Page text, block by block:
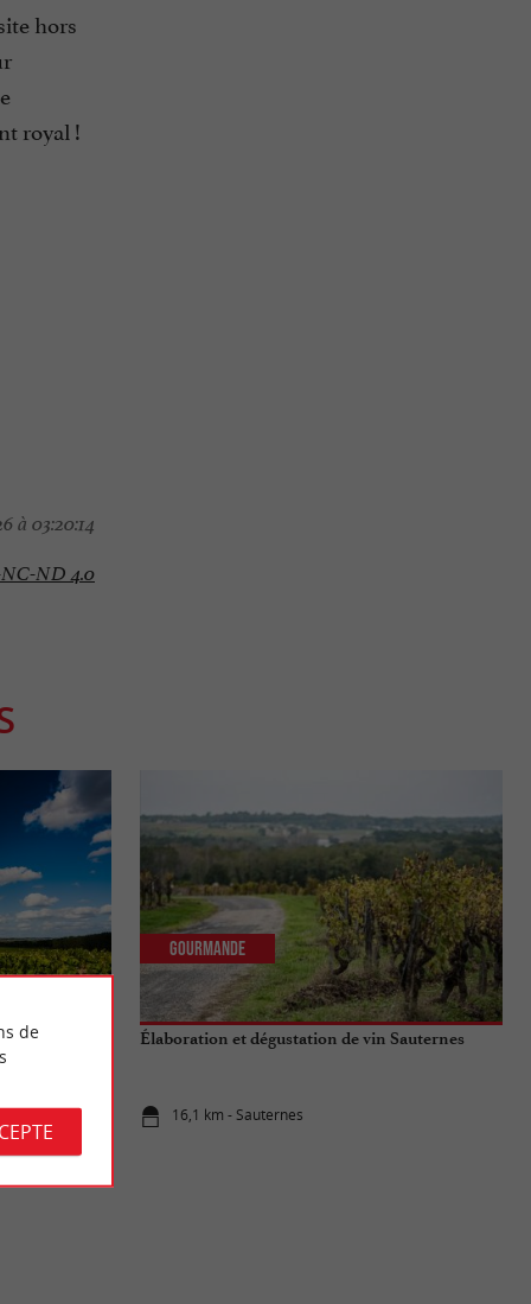
hors
royal !
à 03:20:14
ND 4.0
dans Élaboration et dégustation de vin Sauternes
16,1 km - Sauternes
Gourmande
de